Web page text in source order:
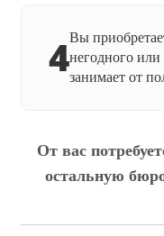
4Вы
негодного
занимает от
От вас
остальную